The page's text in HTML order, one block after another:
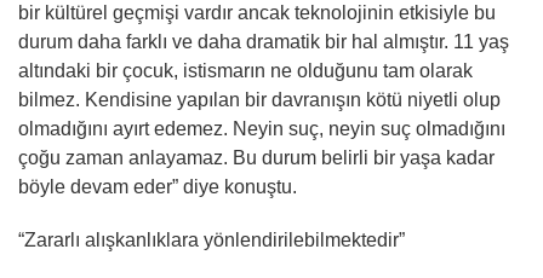
bir kültürel geçmişi vardır ancak teknolojinin etkisiyle bu
durum daha farklı ve daha dramatik bir hal almıştır. 11 yaş
altındaki bir çocuk, istismarın ne olduğunu tam olarak
bilmez. Kendisine yapılan bir davranışın kötü niyetli olup
olmadığını ayırt edemez. Neyin suç, neyin suç olmadığını
çoğu zaman anlayamaz. Bu durum belirli bir yaşa kadar
böyle devam eder” diye konuştu.
“Zararlı alışkanlıklara yönlendirilebilmektedir”